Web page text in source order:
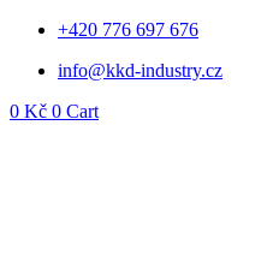
Přejít
obsahu
+420 776 697 676
info@kkd-industry.cz
0 Kč 0 Cart